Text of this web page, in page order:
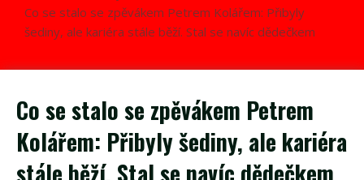
Co se stalo se zpěvákem Petrem Kolářem: Přibyly
šediny, ale kariéra stále běží. Stal se navíc dědečkem
Co se stalo se zpěvákem Petrem
Kolářem: Přibyly šediny, ale kariéra
stále běží. Stal se navíc dědečkem